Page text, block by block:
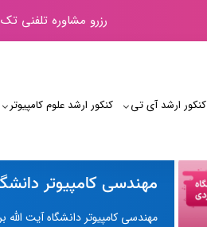
رزرو مشاوره تلفنی
کنکور ارشد آی‌ تی کنکور ارشد علوم کامپیوتر
مهندسی کامپیوتر
مهندسی کامپیوتر دانشگاه آیت